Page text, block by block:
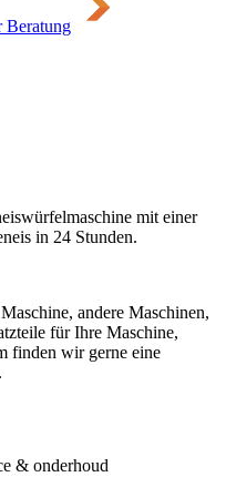
Beratung
mit einer
in 24 Stunden.
andere Maschinen,
für Ihre Maschine,
finden wir gerne eine
& onderhoud